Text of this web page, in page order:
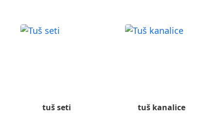
tuš seti tuš kanalice